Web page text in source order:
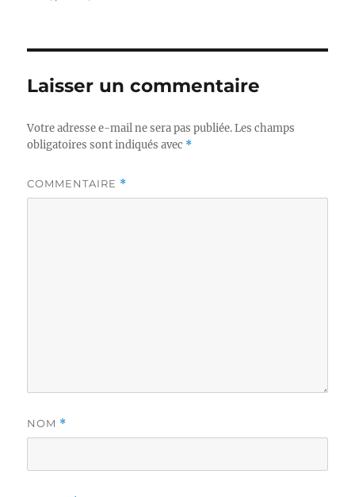
Laisser un commentaire
Votre adresse e-mail ne sera pas publiée. Les champs
obligatoires sont indiqués avec *
COMMENTAIRE *
NOM *